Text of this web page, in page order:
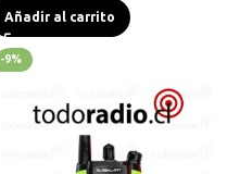
Añadir al carrito
-9%